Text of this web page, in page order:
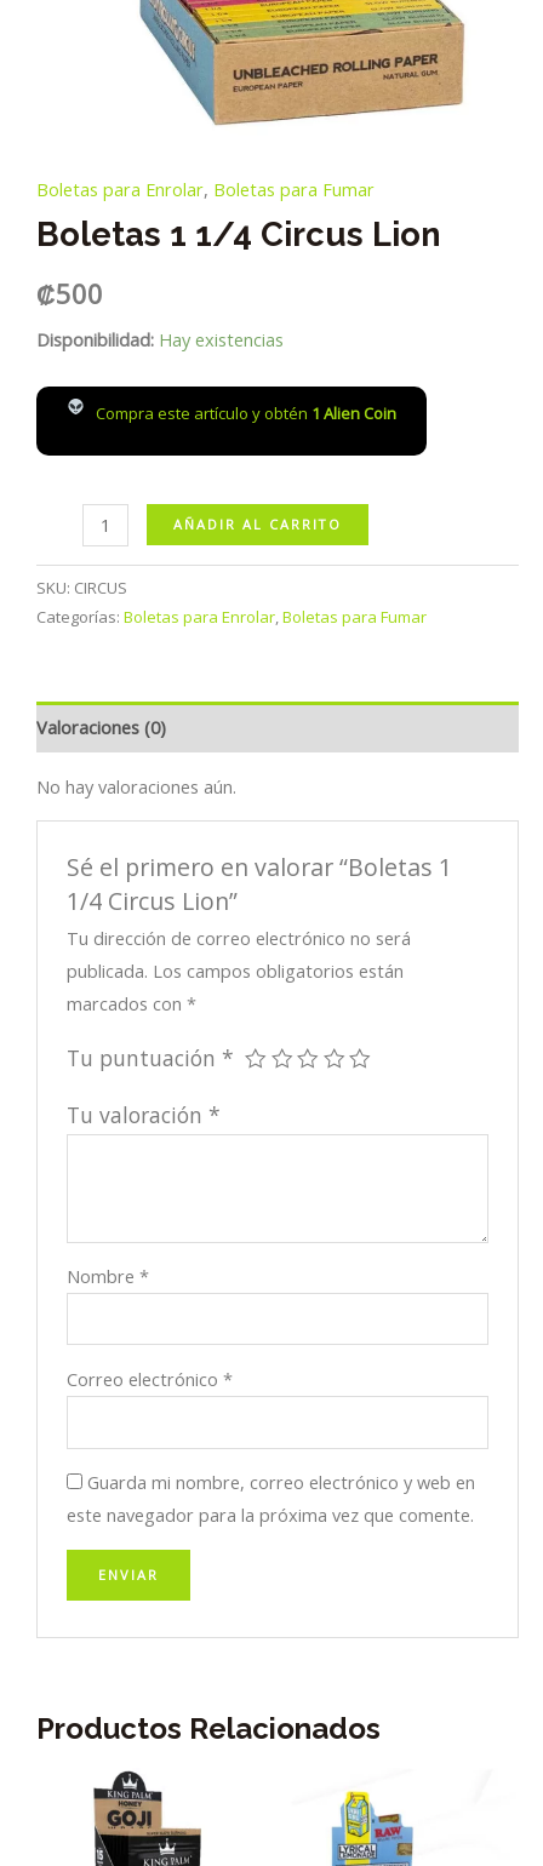
Boletas para Enrolar, Boletas para Fumar
Boletas 1 1/4 Circus Lion
₡500
Disponibilidad: Hay existencias
Compra este artículo y obtén 1 Alien Coin
1/4
Circus
AÑADIR AL CARRITO
SKU: CIRCUS
Categorías: Boletas para Enrolar,Boletas para Fumar
Valoraciones (0)
No hay valoraciones aún.
Sé el primero en valorar “Boletas 1
1/4 Circus Lion”
Tu dirección de correo electrónico no será
publicada. Los campos obligatorios están
marcados con*
Tu puntuación *
Tu valoración *
Nombre*
Correo electrónico*
Guarda mi nombre, correo electrónico y web en
este navegador para la próxima vez que comente.
Productos Relacionados